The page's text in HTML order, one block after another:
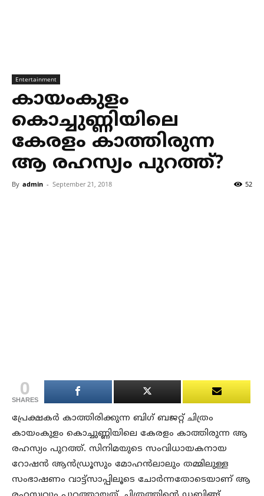
Entertainment
കായംകുളം
കൊച്ചുണ്ണിയിലെ
കേരളം കാത്തിരുന്ന
ആ രഹസ്യം പുറത്ത്?
By admin - September 21, 2018 52
0
SHARES
പ്രേക്ഷകര്‍ കാത്തിരിക്കുന്ന ബിഗ് ബജറ്റ് ചിത്രം
കായംകുളം കൊച്ചുണ്ണിയിലെ കേരളം കാത്തിരുന്ന ആ
രഹസ്യം പുറത്ത്. സിനിമയുടെ സംവിധായകനായ
റോഷൻ ആൻഡ്രൂസും മോഹൻലാലും തമ്മിലുള്ള
സംഭാഷണം വാട്ട്സാപ്പിലൂടെ ചോർന്നതോടെയാണ് ആ